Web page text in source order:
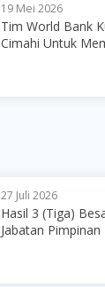
19 Mei 2026
Tim World Bank
Cimahi Untuk
27 Juli 2026
Hasil 3 (Tiga)
Jabatan Pimpinan